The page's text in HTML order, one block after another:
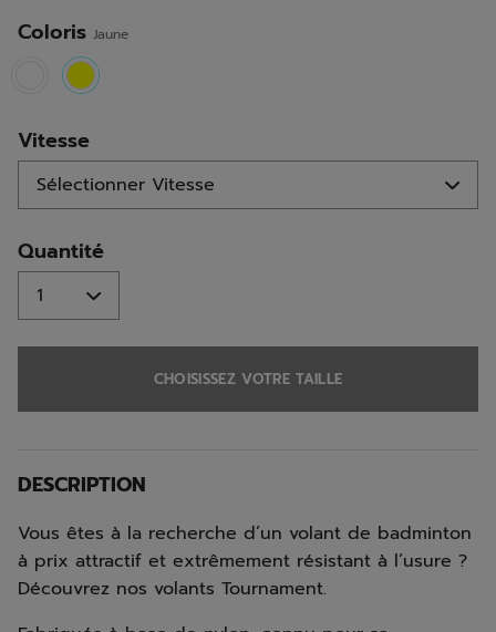
Coloris Jaune
selected
Vitesse
Quantité
CHOISISSEZ VOTRE TAILLE
DESCRIPTION
Vous êtes à la recherche d’un volant de badminton
à prix attractif et extrêmement résistant à l’usure ?
Découvrez nos volants Tournament.